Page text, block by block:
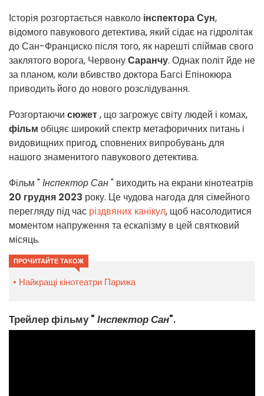
Історія розгортається навколо інспектора Сун,
відомого павукового детектива, який сідає на гідролітак
до Сан-Франциско після того, як нарешті спіймав свого
заклятого ворога, ЧервонуСаранчу. Однак політ йде не
за планом, коли вбивство доктора Багсі Епінокюра
приводить його до нового розслідування.
Розгортаючи сюжет, що загрожує світу людей і комах,
фільм обіцяє широкий спектр метафоричних питань і
видовищних пригод, сповнених випробувань для
нашого знаменитого павукового детектива.
Фільм "Інспектор Сан" виходить на екрани кінотеатрів
20 грудня 2023 року. Це чудова нагода для сімейного
перегляду під час різдвяних канікул, щоб насолодитися
моментом напруження та ескапізму в цей святковий
місяць.
ПРОЧИТАЙТЕ ТАКОЖ
Найкращі кінотеатри Парижа
Трейлер фільму " Інспектор Сан".